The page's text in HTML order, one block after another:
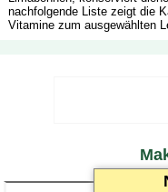
nachfolgende Liste zeigt die
Vitamine zum ausgewählten